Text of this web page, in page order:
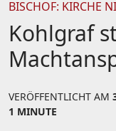
BISCHOF: KIRCHE
Kohlgraf
VERÖFFENTLICHT AM
1 MINUTE